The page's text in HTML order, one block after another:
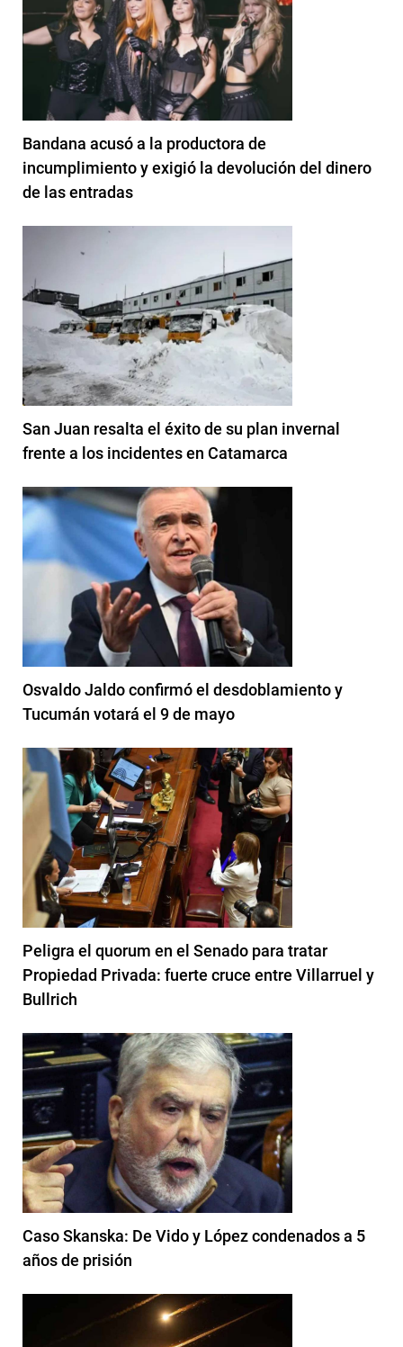
Bandana acusó a la productora de
incumplimiento y exigió la devolución del dinero
de las entradas
San Juan resalta el éxito de su plan invernal
frente a los incidentes en Catamarca
Osvaldo Jaldo confirmó el desdoblamiento y
Tucumán votará el 9 de mayo
Peligra el quorum en el Senado para tratar
Propiedad Privada: fuerte cruce entre Villarruel y
Bullrich
Caso Skanska: De Vido y López condenados a 5
años de prisión